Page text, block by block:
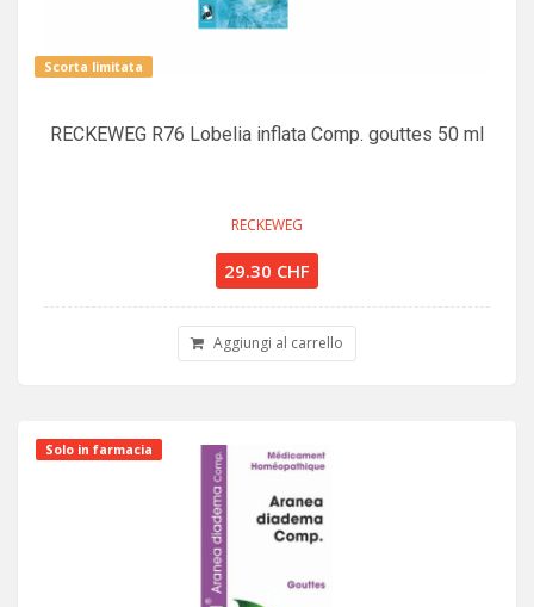
Scorta limitata
RECKEWEG R76 Lobelia inflata Comp. gouttes 50 ml
RECKEWEG
29.30 CHF
Aggiungi al carrello
Solo in farmacia